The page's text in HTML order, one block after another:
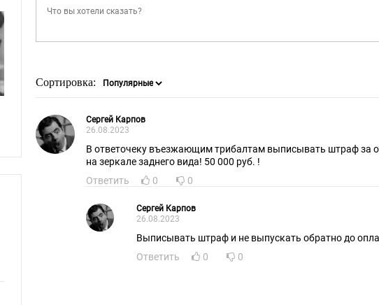
Сортировка:
Сергей Карпов
26.08.2023
В ответочеку въезжающим трибалтам выписывать штраф за
на зеркале заднего вида! 50 000 руб. !
Ответить
0 0
Сергей Карпов
26.08.2023
Выписывать штраф и не выпускать обратно до
Ответить
0 0